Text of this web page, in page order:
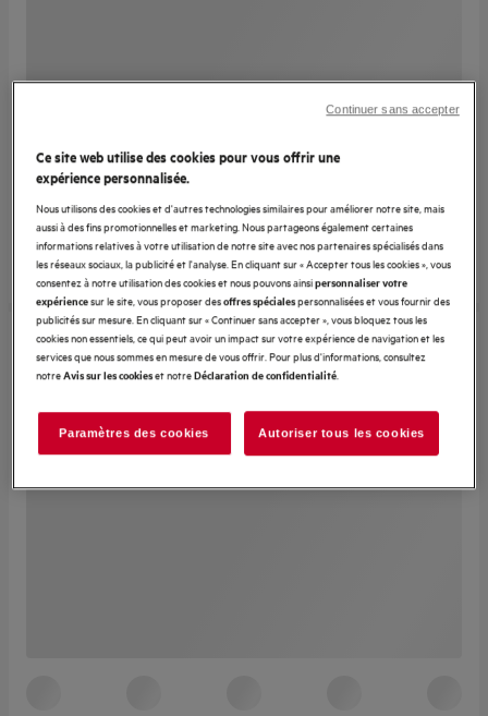
Ce site web utilise des cookies pour vous offrir une
expérience personnalisée.
Nous utilisons des cookies et d'autres technologies similaires pour améliorer notre site, mais
aussi à des fins promotionnelles et marketing. Nous partageons également certaines
informations relatives à votre utilisation de notre site avec nos partenaires spécialisés dans
les réseaux sociaux, la publicité et l'analyse. En cliquant sur « Accepter tous les cookies », vous
consentez à notre utilisation des cookies et nous pouvons ainsipersonnaliser votre
expériencesur le site, vous proposer desoffres spécialespersonnalisées et vous fournir des
publicités sur mesure. En cliquant sur « Continuer sans accepter », vous bloquez tous les
cookies non essentiels, ce qui peut avoir un impact sur votre expérience de navigation et les
services que nous sommes en mesure de vous offrir. Pour plus d'informations, consultez
notreAvis sur les cookieset notreDéclaration de confidentialité
Paramètres des cookies Autoriser tous les cookies
Continuer sans accepter